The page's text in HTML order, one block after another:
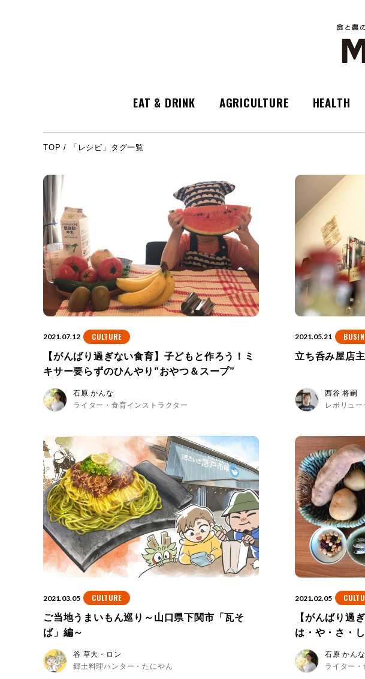
EAT & DRINK AGRICULTURE HEALTH
TOP / 「レシピ」タグ一覧
2021.07.12
CULTURE
【がんばり過ぎない食育】子どもと作ろう！ミ
キサー要らずのひんやり”おやつ＆スープ”
石原 かんな
ライター・食育インストラクター
2021.05.21
立ち呑み屋店
西谷 将嗣
レボリュ
2021.03.05
CULTURE
ご当地うまいもん巡り～山口県下関市「瓦そ
ば」編～
谷 草大・ロン
郷土料理ハンター・たにやん
2021.02.05
【がんばり過
は・や・さ・
石原 かんな
ライター